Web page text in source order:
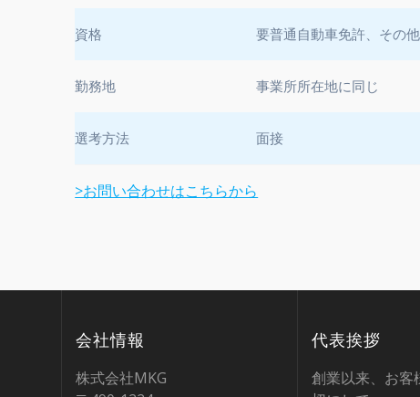
資格 要普通自動車免許、その
勤務地 事業所所在地に同じ
選考方法 面接
>お問い合わせはこちらから
会社情報
株式会社MKG
代表挨拶
創業以来、お客